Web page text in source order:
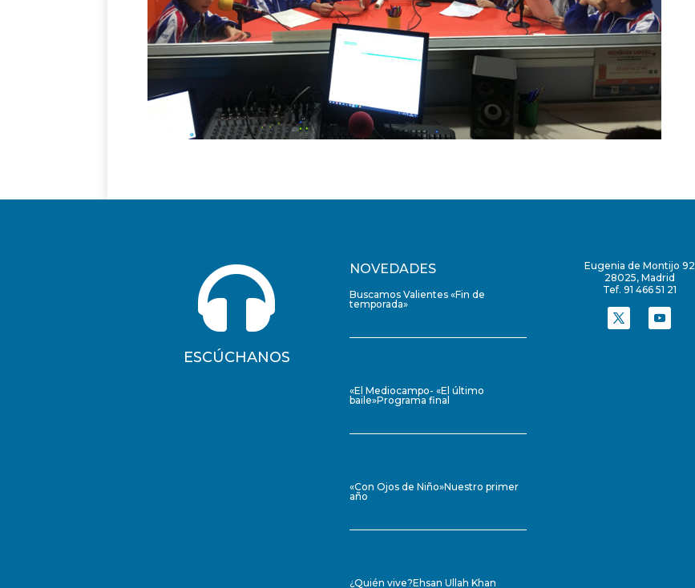

ESCÚCHANOS
NOVEDADES
Buscamos Valientes «Fin de
temporada»
«El Mediocampo- «El último
baile»Programa final
«Con Ojos de Niño»Nuestro primer
año
¿Quién vive?Ehsan Ullah Khan
Eugenia de Montijo 92
28025, Madrid
Tef. 91 466 51 21